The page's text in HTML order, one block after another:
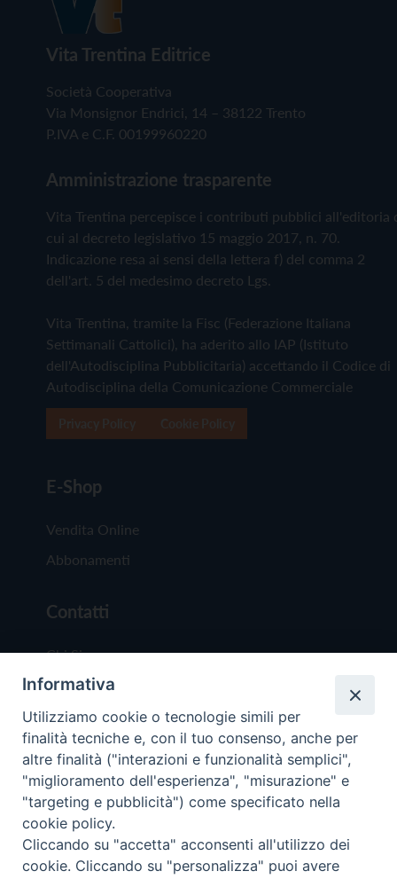
Vita Trentina Editrice
Società Cooperativa
Via Monsignor Endrici, 14 – 38122 Trento
P.IVA e C.F. 00199960220
Amministrazione trasparente
Vita Trentina percepisce i contributi pubblici all'editoria
cui al decreto legislativo 15 maggio 2017, n. 70.
Indicazione resa ai sensi della lettera f) del comma 2
dell'art. 5 del medesimo decreto Lgs.
Vita Trentina, tramite la Fisc (Federazione Italiana
Settimanali Cattolici), ha aderito allo IAP (Istituto
dell'Autodisciplina Pubblicitaria) accettando il Codice di
Autodisciplina della Comunicazione Commerciale
E-Shop
Vendita Online
Abbonamenti
Contatti
Chi Siamo
Redazione
Scrivici
Copyright © 2019 - Tutti i diritti riservati - Vita
Trentina Editrice
Informativa
Utilizziamo cookie o tecnologie simili per
finalità tecniche e, con il tuo consenso, anche per
altre finalità ("interazioni e funzionalità semplici",
"miglioramento dell'esperienza", "misurazione" e
"targeting e pubblicità") come specificato nella
cookie policy.
Cliccando su "accetta" acconsenti all'utilizzo dei
cookie. Cliccando su "personalizza" puoi avere